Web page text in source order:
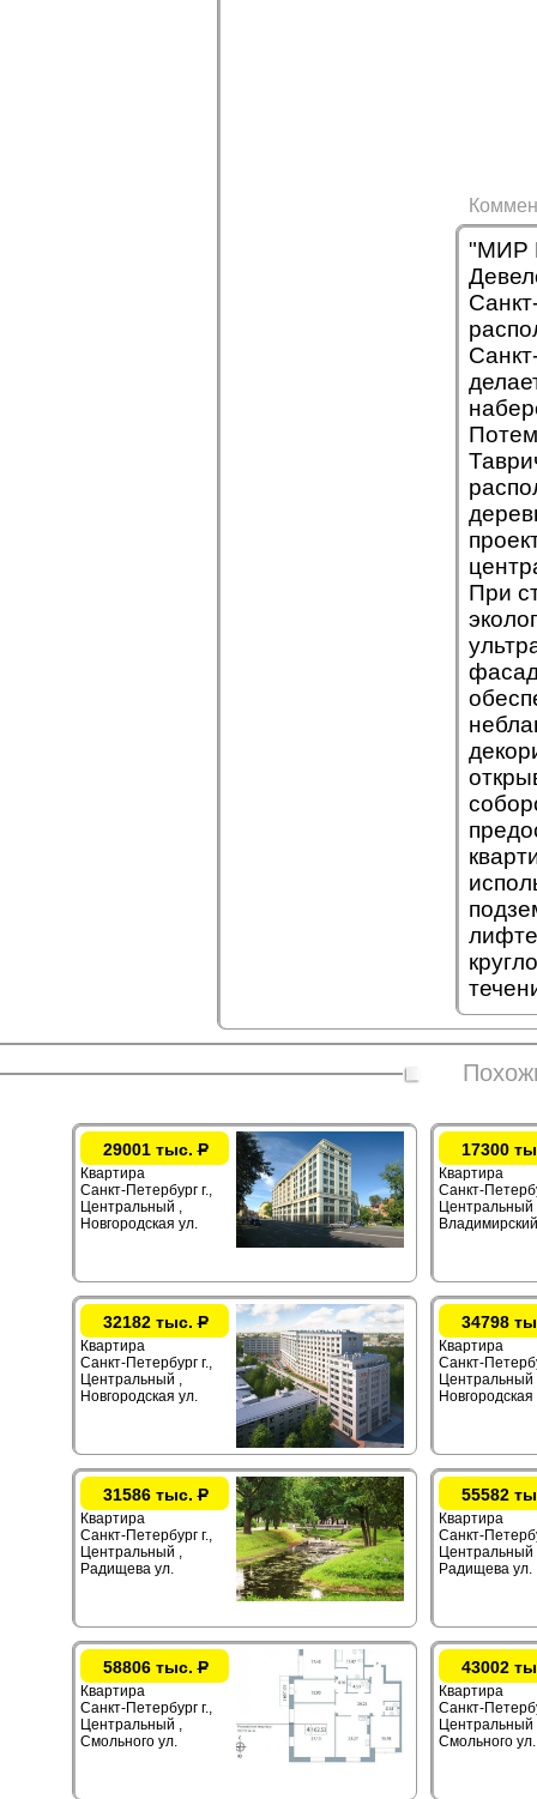
"МИР
При
29001 тыс.Р
Квартира
Санкт-Петербург г.,
Центральный ,
Новгородская ул.
17300
Квартира
Санкт-
Центральный
32182 тыс.Р
Квартира
Санкт-Петербург г.,
Центральный ,
Новгородская ул.
34798
Квартира
Санкт-
Центральный
Новгородская
31586 тыс.Р
Квартира
Санкт-Петербург г.,
Центральный ,
Радищева ул.
55582
Квартира
Санкт-
Центральный
Радищева ул.
58806 тыс.Р
Квартира
Санкт-Петербург г.,
Центральный ,
Смольного ул.
43002
Квартира
Санкт-
Центральный
Смольного ул.